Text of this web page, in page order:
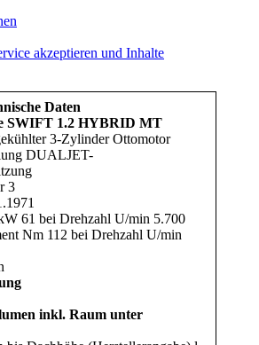
akzeptieren und Inhalte
Daten
SWIFT 1.2 HYBRID MT
3-Zylinder Ottomotor
DUALJET-
3
61 bei Drehzahl U/min 5.700
Nm 112 bei Drehzahl U/min
inkl. Raum unter